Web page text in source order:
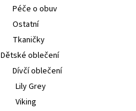
Péče o obuv
Ostatní
Tkaničky
Dětské oblečení
Dívčí oblečení
Lily Grey
Viking